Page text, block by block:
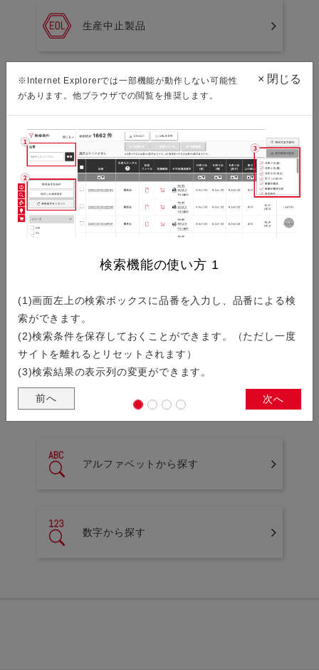
※Internet Explorerでは一部機能が動作しない可能性
があります。他ブラウザでの閲覧を推奨します。
× 閉じる
検索機能の使い方 1
(1)画面左上の検索ボックスに品番を入力し、品番による検
索ができます。
(2)検索条件を保存しておくことができます。（ただし一度
サイトを離れるとリセットされます）
(3)検索結果の表示列の変更ができます。
前へ 次へ
生産中止製品
新規採用非推奨製品
環境資料ダウンロード
ISO/IATF認証取得状況
製品検索
シリーズから探す
シリーズ名の一覧から製品を検索することができます。
アルファベットから探す
数字から探す